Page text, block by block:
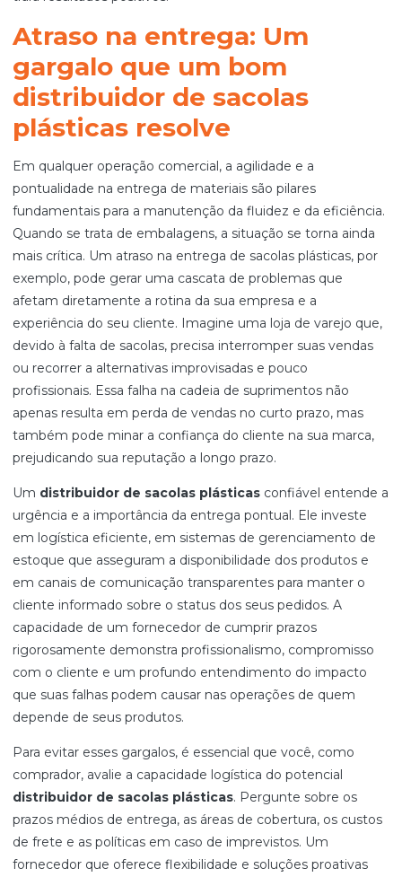
Atraso na entrega: Um
gargalo que um bom
distribuidor de sacolas
plásticas resolve
Em qualquer operação comercial, a agilidade e a
pontualidade na entrega de materiais são pilares
fundamentais para a manutenção da fluidez e da eficiência.
Quando se trata de embalagens, a situação se torna ainda
mais crítica. Um atraso na entrega de sacolas plásticas, por
exemplo, pode gerar uma cascata de problemas que
afetam diretamente a rotina da sua empresa e a
experiência do seu cliente. Imagine uma loja de varejo que,
devido à falta de sacolas, precisa interromper suas vendas
ou recorrer a alternativas improvisadas e pouco
profissionais. Essa falha na cadeia de suprimentos não
apenas resulta em perda de vendas no curto prazo, mas
também pode minar a confiança do cliente na sua marca,
prejudicando sua reputação a longo prazo.
Um distribuidor de sacolas plásticas confiável entende a
urgência e a importância da entrega pontual. Ele investe
em logística eficiente, em sistemas de gerenciamento de
estoque que asseguram a disponibilidade dos produtos e
em canais de comunicação transparentes para manter o
cliente informado sobre o status dos seus pedidos. A
capacidade de um fornecedor de cumprir prazos
rigorosamente demonstra profissionalismo, compromisso
com o cliente e um profundo entendimento do impacto
que suas falhas podem causar nas operações de quem
depende de seus produtos.
Para evitar esses gargalos, é essencial que você, como
comprador, avalie a capacidade logística do potencial
distribuidor de sacolas plásticas. Pergunte sobre os
prazos médios de entrega, as áreas de cobertura, os custos
de frete e as políticas em caso de imprevistos. Um
fornecedor que oferece flexibilidade e soluções proativas